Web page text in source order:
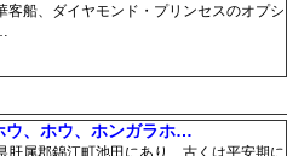
船、ダイヤモンド・プリンセスのオプシ
ウ、ホウ、ホンガラホ…
属郡錦江町池田にあり、古くは平安期に